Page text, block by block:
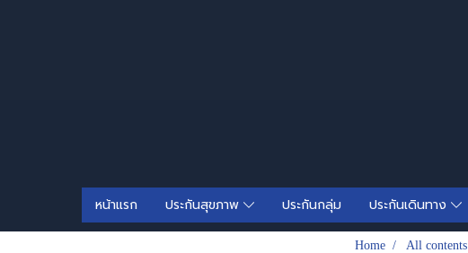
หน้าแรก ประกันสุขภาพ ประกันกลุ่ม ประกันเดินทาง
Home All contents